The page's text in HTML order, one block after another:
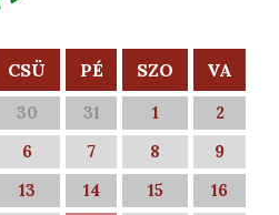
CSÜ PÉ SZO VA
30 31 1
2
6 7 8
9
13 14 15
16